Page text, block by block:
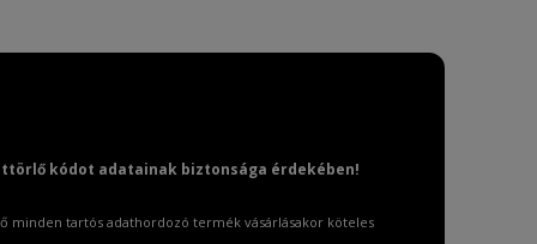
kódot adatainak biztonsága érdekében!
minden tartós adathordozó termék vásárlásakor köteles